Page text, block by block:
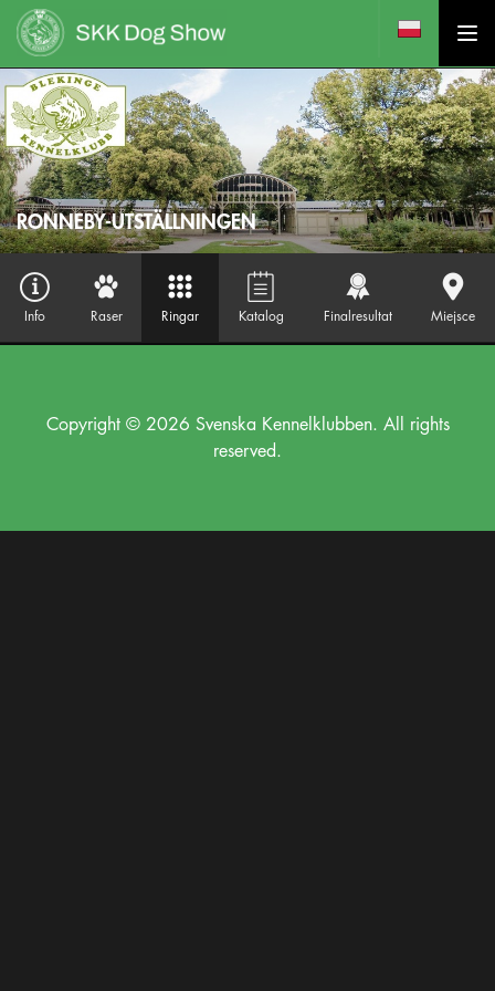
RONNEBY-UTSTÄLLNINGEN
Info Raser Ringar Katalog Finalresultat Miejsce
Copyright © 2026 Svenska Kennelklubben. All rights
reserved.